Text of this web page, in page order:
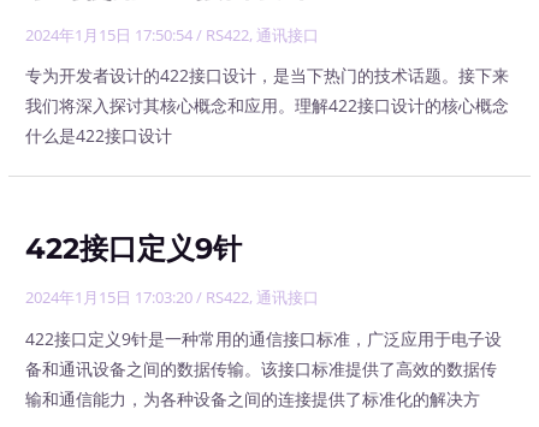
2024年1月15日 17:50:54/ RS422, 通讯接口
专为开发者设计的422接口设计，是当下热门的技术话题。接下来
我们将深入探讨其核心概念和应用。理解422接口设计的核心概念
什么是422接口设计
422接口定义9针
2024年1月15日 17:03:20/ RS422, 通讯接口
422接口定义9针是一种常用的通信接口标准，广泛应用于电子设
备和通讯设备之间的数据传输。该接口标准提供了高效的数据传
输和通信能力，为各种设备之间的连接提供了标准化的解决方